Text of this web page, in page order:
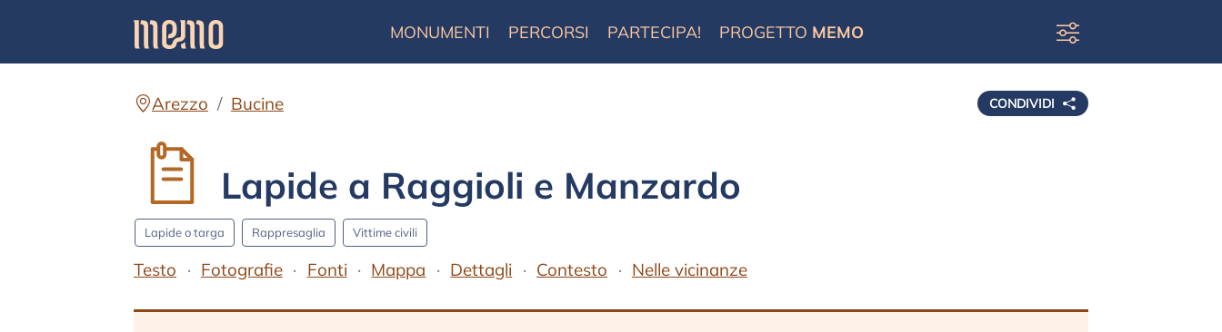
MONUMENTI PERCORSI PARTECIPA! PROGETTO MEMO
CONDIVIDI
Arezzo Bucine
Lapide a Raggioli e Manzardo
Lapide o targa Rappresaglia Vittime civili
Testo Fotografie Fonti Mappa Dettagli Contesto Nelle vicinanze